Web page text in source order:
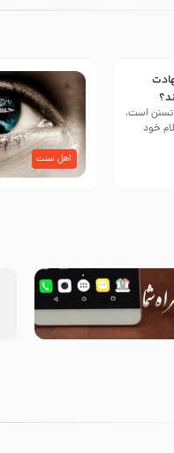
تسنن است،
خود
اهل سنت